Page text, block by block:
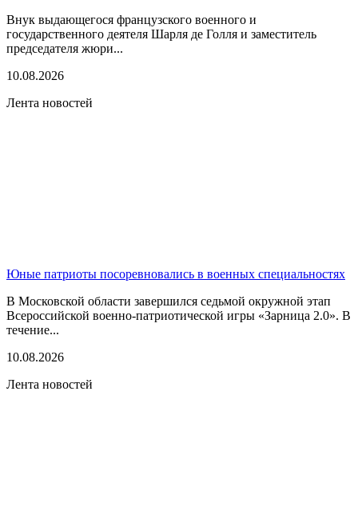
Внук выдающегося французского военного и
государственного деятеля Шарля де Голля и заместитель
председателя жюри...
10.08.2026
Лента новостей
Юные патриоты посоревновались в военных специальностях
В Московской области завершился седьмой окружной этап
Всероссийской военно-патриотической игры «Зарница 2.0». В
течение...
10.08.2026
Лента новостей